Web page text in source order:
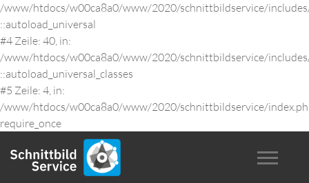
/www/htdocs/w00ca8a0/www/2020/schnittbildservice/
::autoload_universal
#4 Zeile: 40, in:
/www/htdocs/w00ca8a0/www/2020/schnittbildservice/
::autoload_universal_classes
#5 Zeile: 4, in:
/www/htdocs/w00ca8a0/www/2020/schnittbildservice/
require_once
Previous
Next
IMPRESSUM
Schnittbild Service GmbH & Co. KG
48301 Nottuln